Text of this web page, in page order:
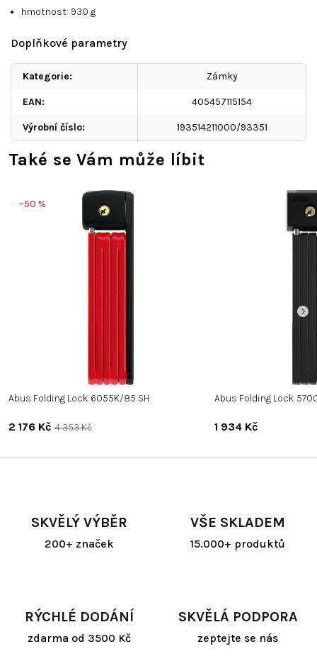
SKVĚLÝ VÝBĚR
200+ značek
VŠE SKLADEM
15.000+ produktů
RÝCHLÉ DODÁNÍ
zdarma od 3500 Kč
SKVĚLÁ PODPORA
zeptejte se nás
hmotnost: 930 g
Doplňkové parametry
Kategorie: Zámky
EAN: 405457115154
Výrobní číslo: 193514211000/93351
Také se Vám může líbit
–50 %
Abus Folding Lock 6055K/85 SH
2 176 Kč 4 353 Kč
Abus Folding Lock
1 934 Kč